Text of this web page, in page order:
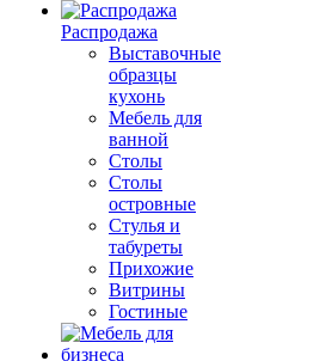
Распродажа
Выставочные
образцы
кухонь
Мебель для
ванной
Столы
Столы
островные
Стулья и
табуреты
Прихожие
Витрины
Гостиные